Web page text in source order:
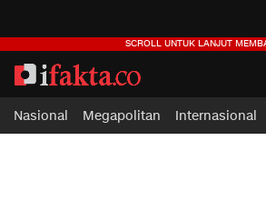
ifakta.co
#pastibenar
Nasional Megapolitan Internasional